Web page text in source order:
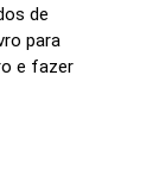
de
para
e fazer